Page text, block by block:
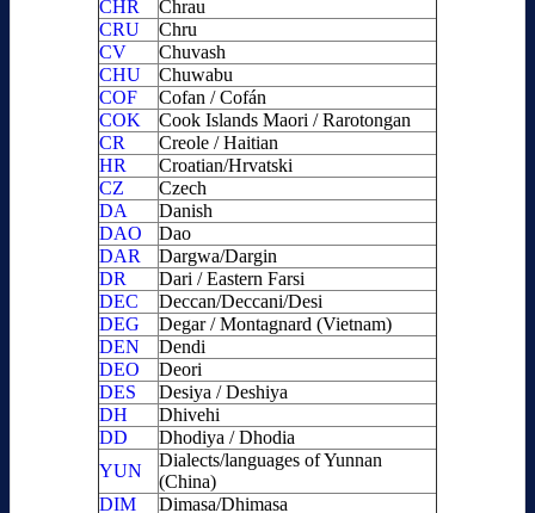
CHR
Chrau
CRU
Chru
CV
Chuvash
CHU
Chuwabu
COF
Cofan / Cofán
COK
Cook Islands Maori / Rarotongan
CR
Creole / Haitian
HR
Croatian/Hrvatski
CZ
Czech
DA
Danish
DAO
Dao
DAR
Dargwa/Dargin
DR
Dari / Eastern Farsi
DEC
Deccan/Deccani/Desi
DEG
Degar / Montagnard (Vietnam)
DEN
Dendi
DEO
Deori
DES
Desiya / Deshiya
DH
Dhivehi
DD
Dhodiya / Dhodia
YUN
Dialects/languages of Yunnan
(China)
DIM
Dimasa/Dhimasa